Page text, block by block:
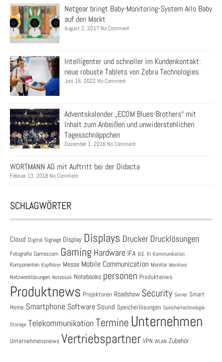
Netgear bringt Baby-Monitoring-System Arlo Baby
auf den Markt
August 2, 2017 No Comment
Intelligenter und schneller im Kundenkontakt:
neue robuste Tablets von Zebra Technologies
Juni 16, 2022 No Comment
Adventskalender „ECOM Blues-Brothers“ mit
Inhalt zum Anbeißen und unwiderstehlichen
Tagesschnäppchen
Dezember 1, 2016 No Comment
WORTMANN AG mit Auftritt bei der Didacta
Februar 13, 2018 No Comment
SCHLAGWÖRTER
Cloud Digital Signage Display Displays Drucker Drucklösungen
Fotografie Gamescom Gaming Hardware IFA ISE KI Kommunikation
Komponenten Kopfhörer Messe Mobile Communication Monitor Monitore
Netzwerklösungen Notebook Notebooks personen Produktenws
Produktnews Projektoren Roadshow Security Server Smart
Home Smartphone Software Sound Speicherlösungen Speichertechnologie
Storage Telekommunikation Termine Unternehmen
Unternehmensnews Vertriebspartner VPN WLAN Zubehör